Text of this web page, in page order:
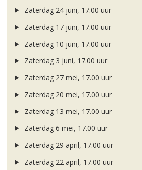
Zaterdag 24 juni, 17.00 uur
Zaterdag 17 juni, 17.00 uur
Zaterdag 10 juni, 17.00 uur
Zaterdag 3 juni, 17.00 uur
Zaterdag 27 mei, 17.00 uur
Zaterdag 20 mei, 17.00 uur
Zaterdag 13 mei, 17.00 uur
Zaterdag 6 mei, 17.00 uur
Zaterdag 29 april, 17.00 uur
Zaterdag 22 april, 17.00 uur